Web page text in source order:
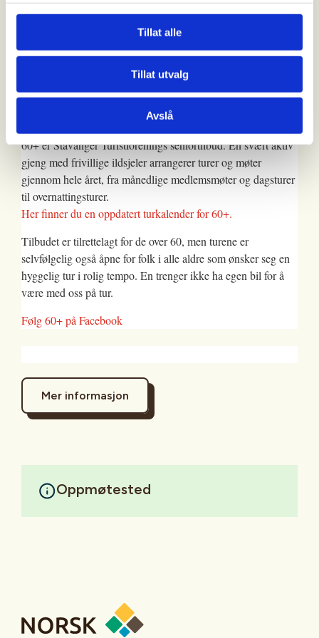
Tillat alle
Tillat utvalg
Avslå
Bli medlem i DNT!
Vilkår for deltakelse på fellesturer
Når du melder deg på denne turen bekrefter du at du har lest
og aksepterer vilkårene som er beskrevet i våre
generelle vilkår.
60+ er Stavanger Turistforenings seniortilbud. En svært aktiv
gjeng med frivillige ildsjeler arrangerer turer og møter
gjennom hele året, fra månedlige medlemsmøter og dagsturer
til overnattingsturer.
Her finner du en oppdatert turkalender for 60+.
Tilbudet er tilrettelagt for de over 60, men turene er
selvfølgelig også åpne for folk i alle aldre som ønsker seg en
hyggelig tur i rolig tempo. En trenger ikke ha egen bil for å
være med oss på tur.
Følg 60+ på Facebook
Mer informasjon
Oppmøtested